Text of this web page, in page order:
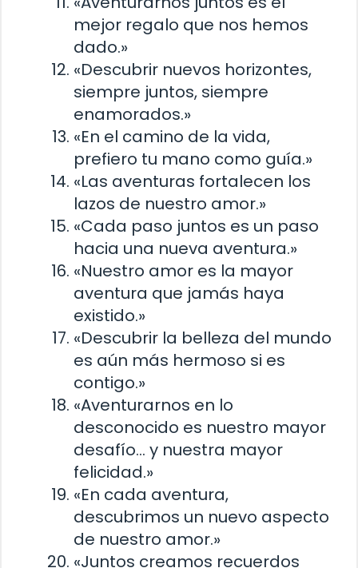
mejor regalo que nos hemos
dado.»
«Descubrir nuevos horizontes,
siempre juntos, siempre
enamorados.»
«En el camino de la vida,
prefiero tu mano como guía.»
«Las aventuras fortalecen los
lazos de nuestro amor.»
«Cada paso juntos es un paso
hacia una nueva aventura.»
«Nuestro amor es la mayor
aventura que jamás haya
existido.»
«Descubrir la belleza del mundo
es aún más hermoso si es
contigo.»
«Aventurarnos en lo
desconocido es nuestro mayor
desafío… y nuestra mayor
felicidad.»
«En cada aventura,
descubrimos un nuevo aspecto
de nuestro amor.»
«Juntos creamos recuerdos